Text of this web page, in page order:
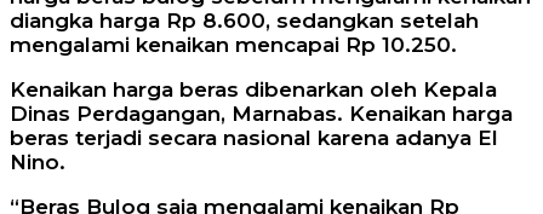
diangka harga Rp 8.600, sedangkan setelah
mengalami kenaikan mencapai Rp 10.250.
Kenaikan harga beras dibenarkan oleh Kepala
Dinas Perdagangan, Marnabas. Kenaikan harga
beras terjadi secara nasional karena adanya El
Nino.
“Beras Bulog saja mengalami kenaikan Rp